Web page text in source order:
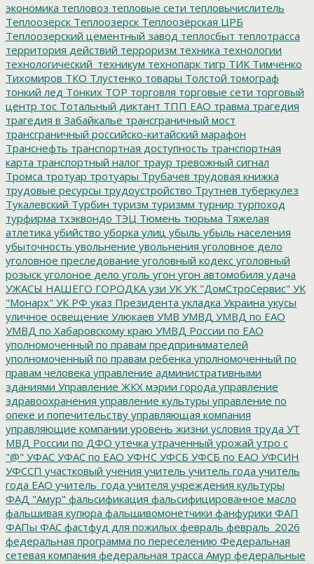
экономика тепловоз тепловые сети тепловычислитель
Теплоозёрск Теплоозерск Теплоозёрская ЦРБ
Теплоозерский цементный завод теплосбыт теплотрасса
территория действий терроризм техника технологии
технологический_техникум технопарк тигр ТИК Тимченко
Тихомиров ТКО Тлустенко товары Толстой томограф
тонкий лед Тонких ТОР торговля торговые сети торговый
центр тос Тотальный диктант ТПП ЕАО травма трагедия
трагедия в Забайкалье трансграничный мост
трансграничный российско-китайский марафон
Транснефть транспортная доступность транспортная
карта транспортный налог траур тревожный сигнал
Тромса тротуар тротуары Трубачев трудовая книжка
трудовые ресурсы трудоустройство Трутнев туберкулез
Тукалевский Турбин туризм туризмм турнир турпоход
турфирма тхэквондо ТЭЦ Тюмень тюрьма Тяжелая
атлетика убийство уборка улиц убыль убыль населения
убыточность увольнение увольнения уголовное дело
уголовное преследование уголовный кодекс уголовный
розыск уголоное дело уголь угон угон автомобиля удача
УЖАСЫ НАШЕГО ГОРОДКА узи УК УК "ДомСтроСервис" УК
"Монарх" УК РФ указ Президента укладка Украина укусы
уличное освещение Улюкаев УМВ УМВД УМВД по ЕАО
УМВД по Хабаровскому краю УМВД России по ЕАО
уполномоченный по правам предпринимателей
уполномоченный по правам ребенка уполномоченный по
правам человека управление административными
зданиями Управление ЖКХ мэрии города управление
здравоохранения управление культуры управление по
опеке и попечительству управляющая компания
управляющие компании уровень жизни условия труда УТ
МВД России по ДФО утечка утраченный урожай утро с
"@" УФАС УФАС по ЕАО УФНС УФСБ УФСБ по ЕАО УФСИН
УФССП участковый учения учитель учитель года учитель
года ЕАО учитель_года учителя учреждения культуры
ФАД "Амур" фальсификация фальсифицированное масло
фальшивая купюра фальшивомонетчики фанфурики ФАП
ФАПы ФАС фастфуд для пожилых февраль февраль_2026
федеральная программа по переселению Федеральная
сетевая компания федеральная трасса Амур федеральные